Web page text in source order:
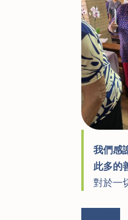
我們感
此多的
對於一